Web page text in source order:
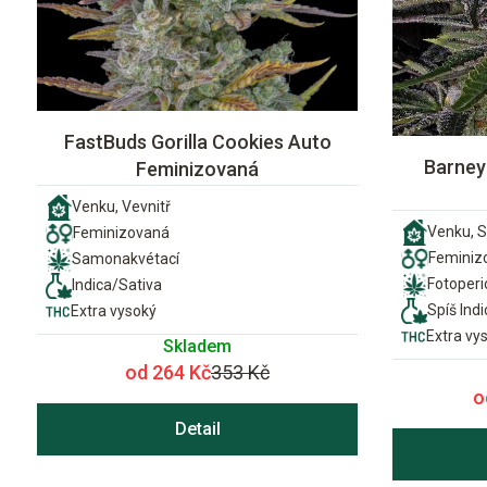
FastBuds Gorilla Cookies Auto
Feminizovaná
Venku, Vevnitř
Feminizovaná
Samonakvétací
Indica/Sativa
Extra vysoký
Skladem
od 264 Kč353 Kč
Detail
Venku,
Spíš
Extra